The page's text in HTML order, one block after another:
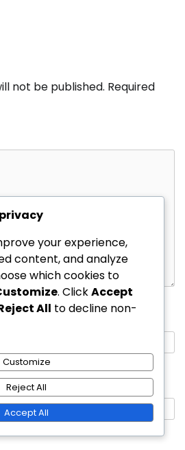
not be published. Required
your experience,
content, and analyze
which cookies to
. ClickAccept
All to decline non-
Customize
Reject All
Accept All